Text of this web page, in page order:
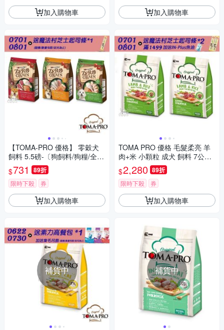
加入購物車
【TOMA-PRO 優格】 零穀犬
飼料 5.5磅-〔狗飼料/狗糧/全齡
犬/成犬/5種魚/體重管理〕
$731 89折
限時下殺 券
加入購物車
補貨中
加入購物車
TOMA PRO 優格 毛髮柔亮 羊
肉+米 小顆粒 成犬 飼料 7公斤
2包
$2,280 89折
限時下殺 券
加入購物車
補貨中